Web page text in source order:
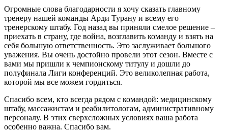
Огромные слова благодарности я хочу сказать главному
тренеру нашей команды Арди Турану и всему его
тренерскому штабу. Год назад вы приняли смелое решение –
приехать в страну, где война, возглавить команду и взять на
себя большую ответственность. Это заслуживает большого
уважения. Вы очень достойно провели этот сезон. Вместе с
вами мы пришли к чемпионскому титулу и дошли до
полуфинала Лиги конференций. Это великолепная работа,
которой мы все можем гордиться.
Спасибо всем, кто всегда рядом с командой: медицинскому
штабу, массажистам и реабилитологам, административному
персоналу. В этих сверхсложных условиях ваша работа
особенно важна. Спасибо вам.